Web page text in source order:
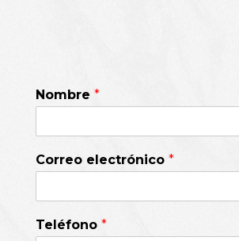
Nombre *
Correo electrónico *
Teléfono *